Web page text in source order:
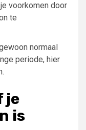
voorkomen door
te
normaal
periode, hier
je
is